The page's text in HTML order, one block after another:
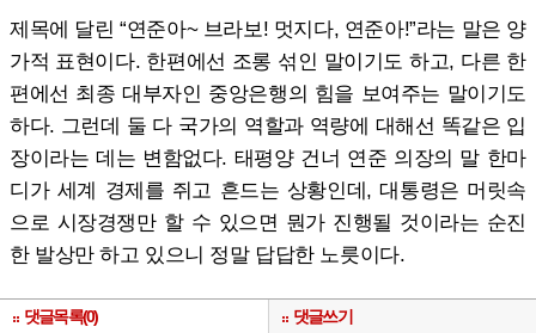
제목에 달린 “연준아~ 브라보! 멋지다, 연준아!”라는 말은 양
가적 표현이다. 한편에선 조롱 섞인 말이기도 하고, 다른 한
편에선 최종 대부자인 중앙은행의 힘을 보여주는 말이기도
하다. 그런데 둘 다 국가의 역할과 역량에 대해선 똑같은 입
장이라는 데는 변함없다. 태평양 건너 연준 의장의 말 한마
디가 세계 경제를 쥐고 흔드는 상황인데, 대통령은 머릿속
으로 시장경쟁만 할 수 있으면 뭔가 진행될 것이라는 순진
한 발상만 하고 있으니 정말 답답한 노릇이다.
댓글목록(0) 댓글쓰기